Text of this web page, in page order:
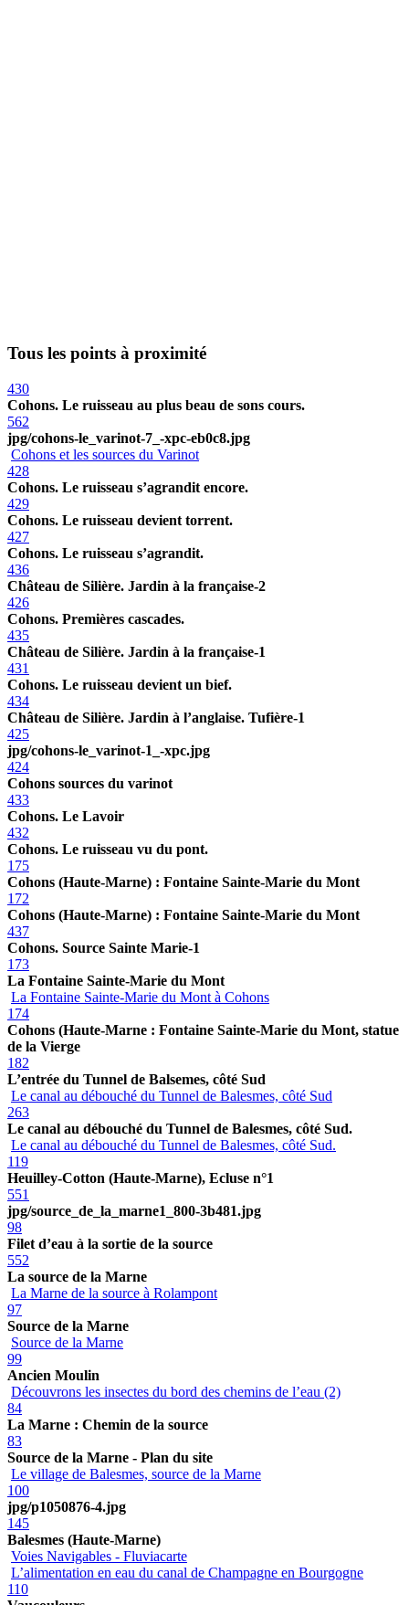
Tous les points à proximité
430
Cohons. Le ruisseau au plus beau de sons cours.
562
jpg/cohons-le_varinot-7_-xpc-eb0c8.jpg
Cohons et les sources du Varinot
428
Cohons. Le ruisseau s’agrandit encore.
429
Cohons. Le ruisseau devient torrent.
427
Cohons. Le ruisseau s’agrandit.
436
Château de Silière. Jardin à la française-2
426
Cohons. Premières cascades.
435
Château de Silière. Jardin à la française-1
431
Cohons. Le ruisseau devient un bief.
434
Château de Silière. Jardin à l’anglaise. Tufière-1
425
jpg/cohons-le_varinot-1_-xpc.jpg
424
Cohons sources du varinot
433
Cohons. Le Lavoir
432
Cohons. Le ruisseau vu du pont.
175
Cohons (Haute-Marne) : Fontaine Sainte-Marie du Mont
172
Cohons (Haute-Marne) : Fontaine Sainte-Marie du Mont
437
Cohons. Source Sainte Marie-1
173
La Fontaine Sainte-Marie du Mont
La Fontaine Sainte-Marie du Mont à Cohons
174
Cohons (Haute-Marne : Fontaine Sainte-Marie du Mont, statue
de la Vierge
182
L’entrée du Tunnel de Balsemes, côté Sud
Le canal au débouché du Tunnel de Balesmes, côté Sud
263
Le canal au débouché du Tunnel de Balesmes, côté Sud.
Le canal au débouché du Tunnel de Balesmes, côté Sud.
119
Heuilley-Cotton (Haute-Marne), Ecluse n°1
551
jpg/source_de_la_marne1_800-3b481.jpg
98
Filet d’eau à la sortie de la source
552
La source de la Marne
La Marne de la source à Rolampont
97
Source de la Marne
Source de la Marne
99
Ancien Moulin
Découvrons les insectes du bord des chemins de l’eau (2)
84
La Marne : Chemin de la source
83
Source de la Marne - Plan du site
Le village de Balesmes, source de la Marne
100
jpg/p1050876-4.jpg
145
Balesmes (Haute-Marne)
Voies Navigables - Fluviacarte
L’alimentation en eau du canal de Champagne en Bourgogne
110